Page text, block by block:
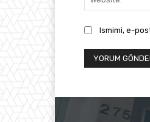
Ismimi, e-